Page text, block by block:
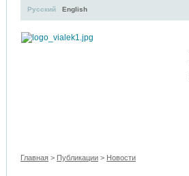
Русский English
Главная > Публикации > Новости